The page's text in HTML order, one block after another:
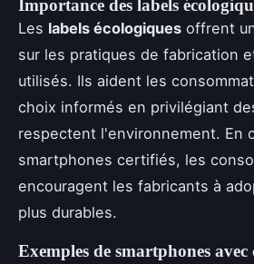
Importance des labels
Les labels écologiques offrent
sur les pratiques de fabrication
utilisés. Ils aident les
choix informés en privilégiant
respectent l'environnement. En
smartphones certifiés, les
encouragent les fabricants à
plus durables.
Exemples de smartphones